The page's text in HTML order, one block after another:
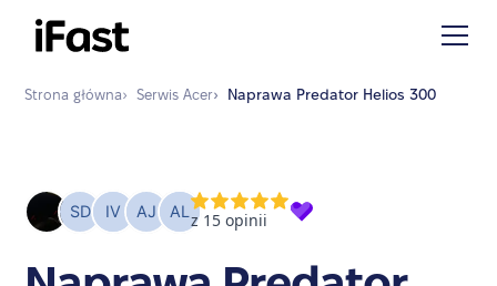
Strona główna› Serwis Acer› Naprawa Predator Helios 300